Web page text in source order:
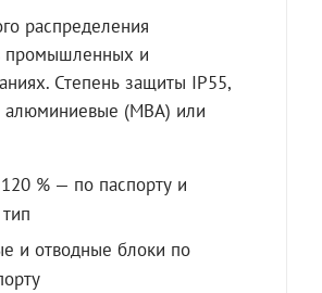
распределения
промышленных и
Степень защиты IP55,
алюминиевые (МВА) или
% — по паспорту и
и отводные блоки по